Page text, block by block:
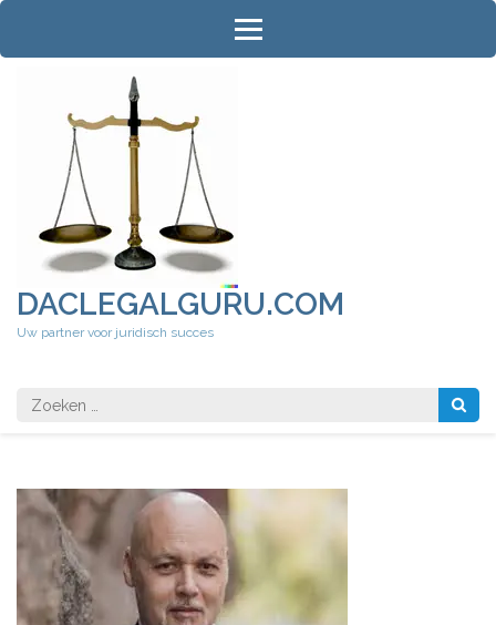
Ga
inhoud
DACLEGALGURU.COM
Uw partner voor juridisch succes
Zoeken
naar: